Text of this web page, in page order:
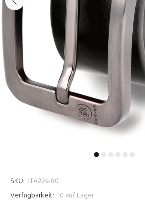
SKU: ITA22s-80
Verfügbarkeit: 10 auf Lager